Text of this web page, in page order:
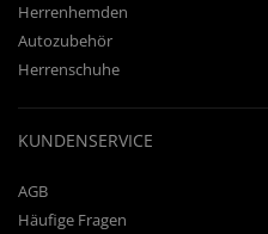
Herrenhemden
Autozubehör
Herrenschuhe
KUNDENSERVICE
AGB
Häufige Fragen